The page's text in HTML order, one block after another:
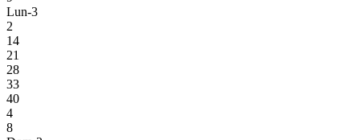
Lun-3
2
14
21
28
33
40
4
8